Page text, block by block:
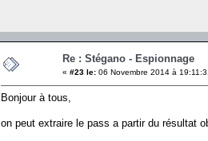
Re : Stégano - Espionnage
« #23 le: 06 Novembre 2014 à
Bonjour à tous,
on peut extraire le pass a partir du résultat